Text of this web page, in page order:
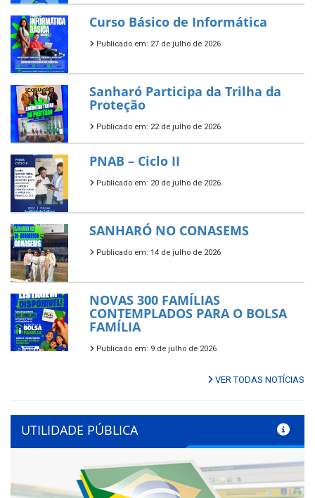
Curso Básico de Informática
Publicado em: 27 de julho de 2026
Sanharó Participa da Trilha da
Proteção
Publicado em: 22 de julho de 2026
PNAB – Ciclo II
Publicado em: 20 de julho de 2026
SANHARÓ NO CONASEMS
Publicado em: 14 de julho de 2026
NOVAS 300 FAMÍLIAS
CONTEMPLADOS PARA O BOLSA
FAMÍLIA
Publicado em: 9 de julho de 2026
VER TODAS NOTÍCIAS
UTILIDADE PÚBLICA